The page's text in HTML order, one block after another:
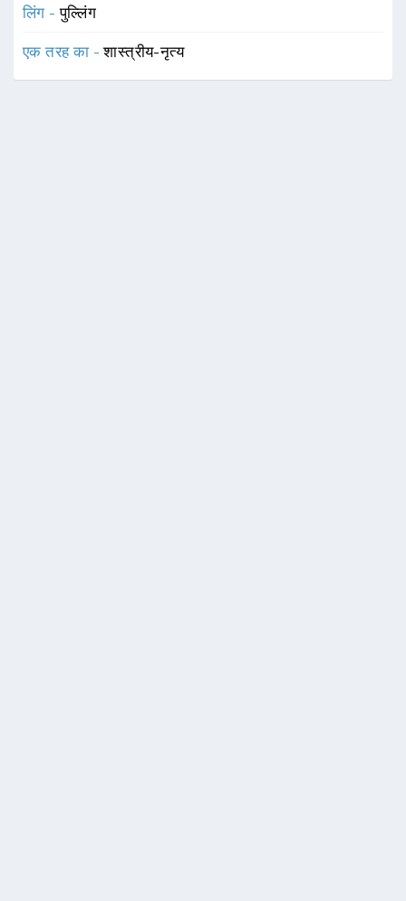
लिंग -पुल्लिंग
एक तरह का -शास्त्रीय-नृत्य